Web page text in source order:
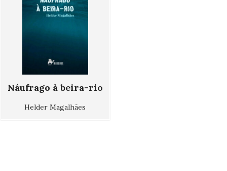
Náufrago à beira-rio
Helder Magalhães